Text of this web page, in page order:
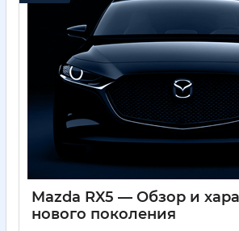
Mazda RX5 — Обзор и
нового поколения